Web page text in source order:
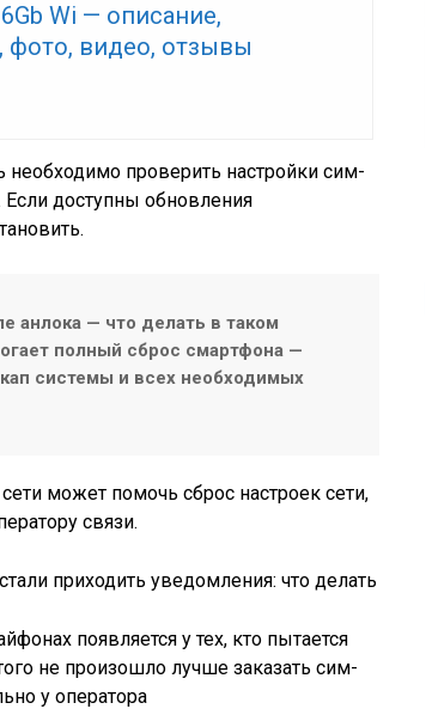
Wi — описание,
фото, видео, отзывы
проверить настройки сим-
доступны обновления
анлока — что делать в таком
полный сброс смартфона —
системы и всех необходимых
может помочь сброс настроек сети,
связи.
приходить уведомления: что делать
появляется у тех, кто пытается
не произошло лучше заказать сим-
у оператора